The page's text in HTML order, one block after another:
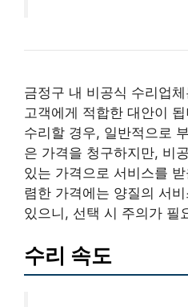
금정구 내 비공식 수리업체
고객에게 적합한 대안이
수리할 경우, 일반적으로
은 가격을 청구하지만, 비
있는 가격으로 서비스를
렴한 가격에는 양질의 서
있으니, 선택 시 주의가 필
수리 속도